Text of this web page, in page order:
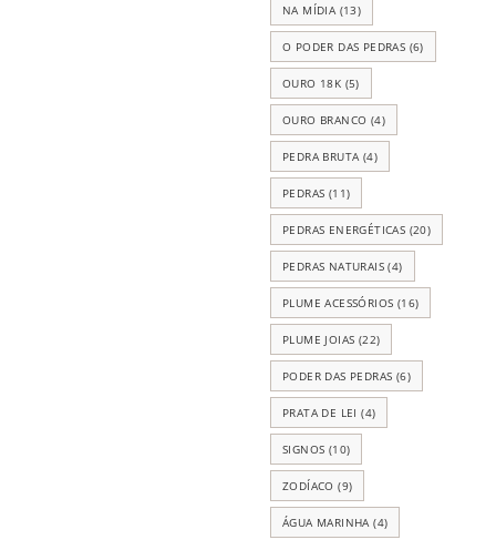
NA MÍDIA (13)
O PODER DAS PEDRAS (6)
OURO 18K (5)
OURO BRANCO (4)
PEDRA BRUTA (4)
PEDRAS (11)
PEDRAS ENERGÉTICAS (20)
PEDRAS NATURAIS (4)
PLUME ACESSÓRIOS (16)
PLUME JOIAS (22)
PODER DAS PEDRAS (6)
PRATA DE LEI (4)
SIGNOS (10)
ZODÍACO (9)
ÁGUA MARINHA (4)